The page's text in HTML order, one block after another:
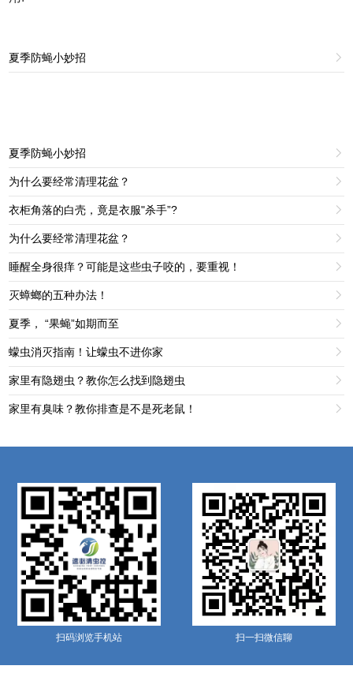
夏季防蝇小妙招 
夏季防蝇小妙招 
为什么要经常清理花盆？ 
衣柜角落的白壳，竟是衣服"杀手”? 
为什么要经常清理花盆？ 
睡醒全身很痒？可能是这些虫子咬的，要重视！ 
灭蟑螂的五种办法！ 
夏季， “果蝇”如期而至 
蠓虫消灭指南！让蠓虫不进你家 
家里有隐翅虫？教你怎么找到隐翅虫 
家里有臭味？教你排查是不是死老鼠！ 
扫码浏览手机站 扫一扫微信聊